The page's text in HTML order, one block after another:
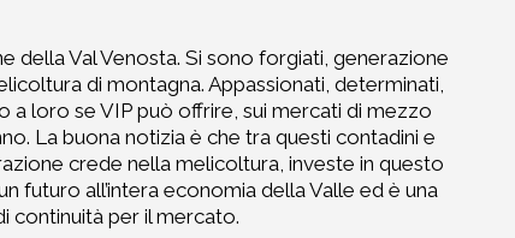
della Val Venosta. Si sono forgiati, generazione
di montagna. Appassionati, determinati,
loro se VIP può offrire, sui mercati di mezzo
La buona notizia è che tra questi contadini e
crede nella melicoltura, investe in questo
futuro all’intera economia della Valle ed è una
continuità per il mercato.